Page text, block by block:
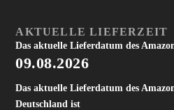
AKTUELLE LIEFERZEIT
Das aktuelle Lieferdatum des
09.08.2026
Das aktuelle Lieferdatum des
Deutschland ist